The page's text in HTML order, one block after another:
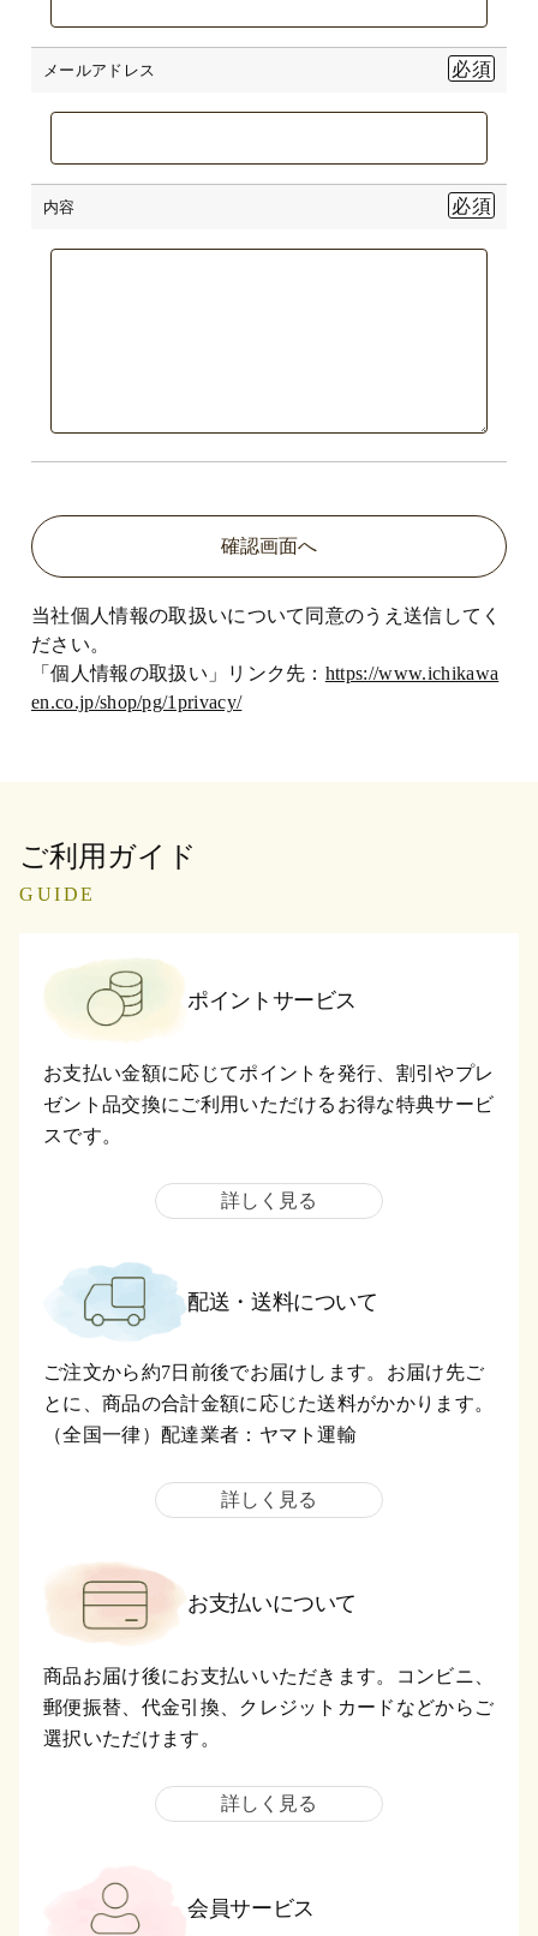
メールアドレス
内容
当社個人情報の取扱いについて同意のうえ送信してく
ださい。
「個人情報の取扱い」リンク先： https://www.ichikawa
en.co.jp/shop/pg/1privacy/
ご利用ガイド
GUIDE
ポイントサービス
お支払い金額に応じてポイントを発行、割引やプレ
ゼント品交換にご利用いただけるお得な特典サービ
スです。
詳しく見る
配送・送料について
ご注文から約7日前後でお届けします。お届け先ご
とに、商品の合計金額に応じた送料がかかります。
（全国一律）配達業者：ヤマト運輸
詳しく見る
お支払いについて
商品お届け後にお支払いいただきます。コンビニ、
郵便振替、代金引換、クレジットカードなどからご
選択いただけます。
詳しく見る
会員サービス